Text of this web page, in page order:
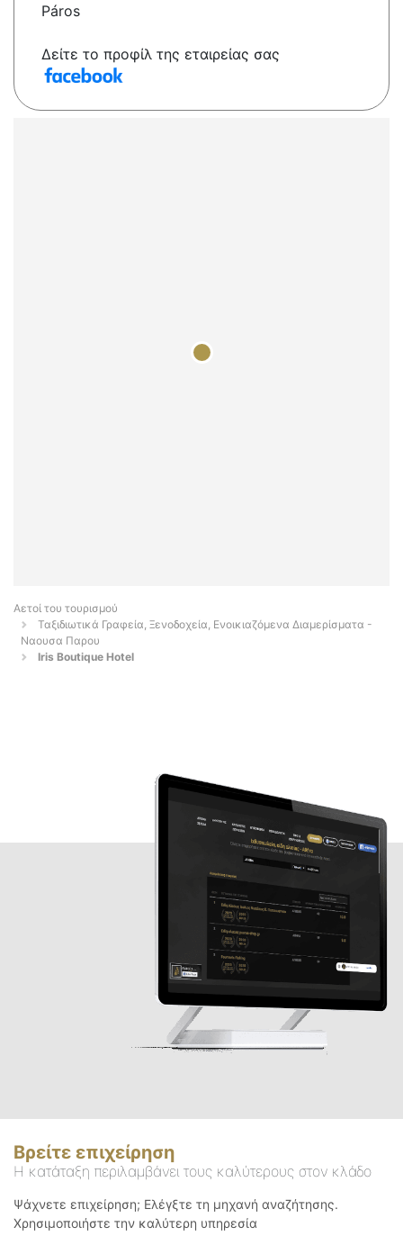
Páros
Δείτε το προφίλ της εταιρείας σας
Αετοί του τουρισμού
Ταξιδιωτικά Γραφεία, Ξενοδοχεία, Ενοικιαζόμενα Διαμερίσματα -
Ναουσα Παρου
Iris Boutique Hotel
Βρείτε επιχείρηση
Η κατάταξη περιλαμβάνει τους καλύτερους στον κλάδο
Ψάχνετε επιχείρηση; Ελέγξτε τη μηχανή αναζήτησης.
Χρησιμοποιήστε την καλύτερη υπηρεσία